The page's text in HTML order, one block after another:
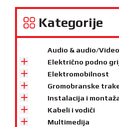
Kategorije
Audio & audio/
Električno podno
Elektromobilnost
Gromobranske
Instalacija i
Kabeli i vodiči
Multimedija